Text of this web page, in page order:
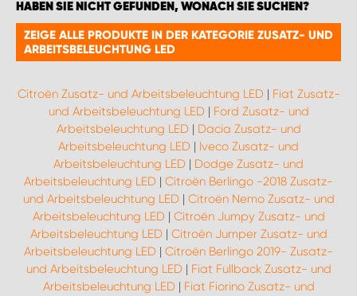
HABEN SIE NICHT GEFUNDEN, WONACH SIE SUCHEN?
ZEIGE ALLE PRODUKTE IN DER KATEGORIE ZUSATZ- UND
ARBEITSBELEUCHTUNG LED
Citroën Zusatz- und Arbeitsbeleuchtung LED| Fiat Zusatz-
und Arbeitsbeleuchtung LED| Ford Zusatz- und
Arbeitsbeleuchtung LED| Dacia Zusatz- und
Arbeitsbeleuchtung LED | Iveco Zusatz- und
Arbeitsbeleuchtung LED | Dodge Zusatz- und
Arbeitsbeleuchtung LED | Citroën Berlingo -2018 Zusatz-
und Arbeitsbeleuchtung LED| Citroën Nemo Zusatz- und
Arbeitsbeleuchtung LED| Citroën Jumpy Zusatz- und
Arbeitsbeleuchtung LED| Citroën Jumper Zusatz- und
Arbeitsbeleuchtung LED | Citroën Berlingo 2019- Zusatz-
und Arbeitsbeleuchtung LED| Fiat Fullback Zusatz- und
Arbeitsbeleuchtung LED| Fiat Fiorino Zusatz- und